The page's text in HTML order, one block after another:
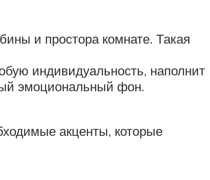
и простора комнате. Такая
индивидуальность, наполнит
эмоциональный фон.
акценты, которые